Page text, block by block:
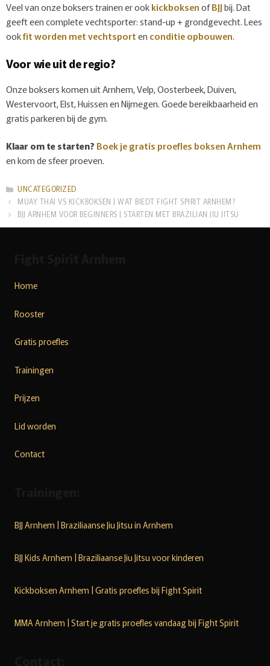
Veel van onze boksers trainen er ookkickboksenofBJJbij. Dat
geeft een complete vechtsporter: stand-up + grondgevecht. Lees
ookfit worden met vechtsporten conditie opbouwen.
Voor wie uit de regio?
Onze boksers komen uit Arnhem, Velp, Oosterbeek, Duiven,
Westervoort, Elst, Huissen en Nijmegen. Goede bereikbaarheid en
gratis parkeren bij de gym.
Klaar om te starten? Boek je gratis proefles boksen Arnhem
en kom de sfeer proeven.
CATEGORIEËN
UNCATEGORIZED
MUAY THAI VS KICKBOKSEN | WAT BIEDT FIGHT SPIRIT ARNHEM?
BJJ ARNHEM VOOR BEGINNERS | STARTEN MET BRAZILIAN JIU JITSU
Home
Rooster
Gratis proefles
Trainingen
Prijzen
Lid worden
Contact
BJJ Arnhem | Braziliaanse Jiu Jitsu in Arnhem
BJJ Kids Arnhem | Braziliaanse Jiu Jitsu voor kinderen
Kickboksen Arnhem | Gratis proefles bij Fight Spirit
MMA Arnhem | Start je gratis proefles vandaag bij Fight Spirit